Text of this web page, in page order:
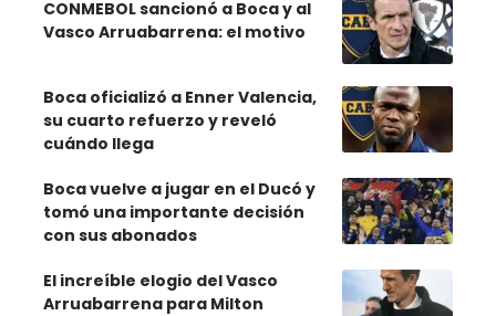
CONMEBOL sancionó a Boca y al
Vasco Arruabarrena: el motivo
Boca oficializó a Enner Valencia,
su cuarto refuerzo y reveló
cuándo llega
Boca vuelve a jugar en el Ducó y
tomó una importante decisión
con sus abonados
El increíble elogio del Vasco
Arruabarrena para Milton